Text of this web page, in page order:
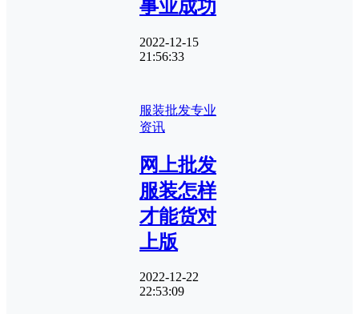
事业成功
2022-12-15
21:56:33
服装批发专业
资讯
网上批发
服装怎样
才能货对
上版
2022-12-22
22:53:09